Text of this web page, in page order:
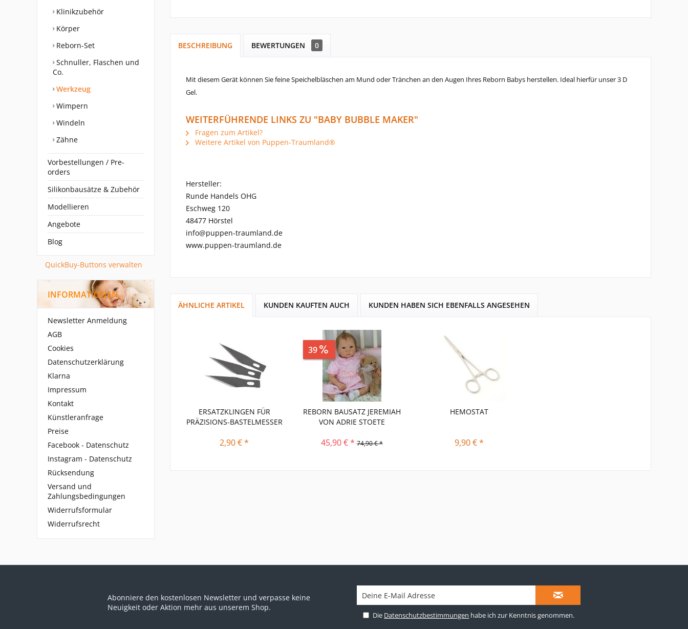
Klinikzubehör
Körper
Reborn-Set
Schnuller, Flaschen und
Co.
Werkzeug
Wimpern
Windeln
Zähne
Vorbestellungen / Pre-
orders
Silikonbausätze & Zubehör
Modellieren
Angebote
Blog
QuickBuy-Buttons verwalten
INFORMATIONEN
Newsletter Anmeldung
AGB
Cookies
Datenschutzerklärung
Klarna
Impressum
Kontakt
Künstleranfrage
Preise
Facebook - Datenschutz
Instagram - Datenschutz
Rücksendung
Versand und
Zahlungsbedingungen
Widerrufsformular
Widerrufsrecht
BESCHREIBUNG BEWERTUNGEN 0
Mit diesem Gerät können Sie feine Speichelbläschen am Mund oder Tränchen an den Augen Ihres Reborn Babys herstellen. Ideal hierfür unser 3 D
Gel.
WEITERFÜHRENDE LINKS ZU "BABY BUBBLE MAKER"
Fragen zum Artikel?
Weitere Artikel von Puppen-Traumland®
Hersteller:
Runde Handels OHG
Eschweg 120
48477 Hörstel
info@puppen-traumland.de
www.puppen-traumland.de
ÄHNLICHE ARTIKEL KUNDEN KAUFTEN AUCH KUNDEN HABEN SICH EBENFALLS ANGESEHEN
ERSATZKLINGEN FÜR
PRÄZISIONS-BASTELMESSER
2,90 € *
39 Sparen29,00 €
REBORN BAUSATZ JEREMIAH
VON ADRIE STOETE
45,90 € * 74,90 € *
HEMOSTAT
9,90 € *
Abonniere den kostenlosen Newsletter und verpasse keine
Neuigkeit oder Aktion mehr aus unserem Shop.
Die Datenschutzbestimmungen habe ich zur Kenntnis genommen.